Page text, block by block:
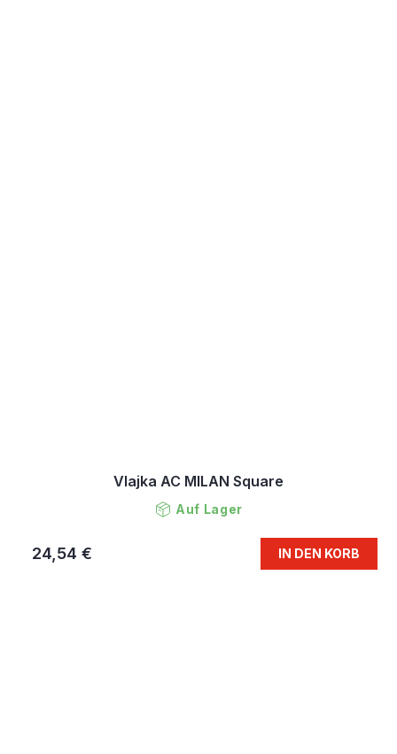
Vlajka AC MILAN Square
Auf Lager
24,54 € IN DEN KORB